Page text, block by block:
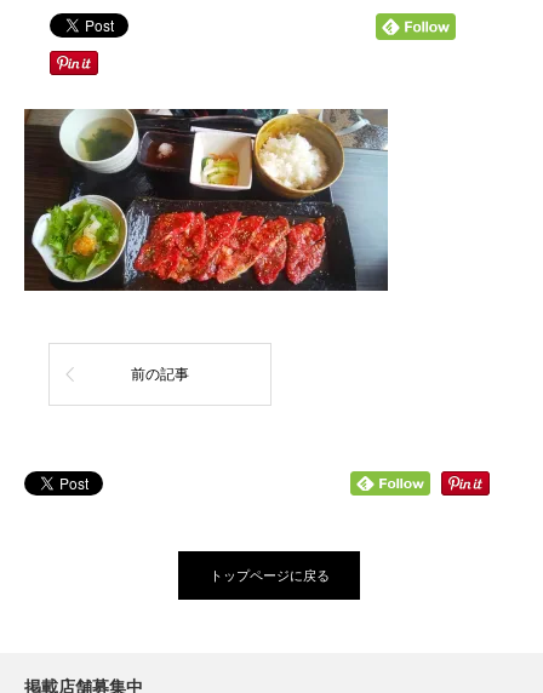
前の記事
トップページに戻る
掲載店舗募集中